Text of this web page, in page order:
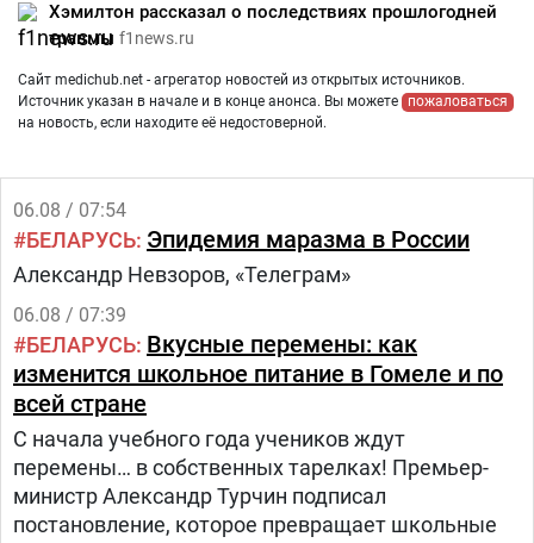
Хэмилтон рассказал о последствиях прошлогодней
травмы f1news.ru
Сайт medichub.net - агрегатор новостей из открытых источников.
Источник указан в начале и в конце анонса. Вы можете
пожаловаться
на новость, если находите её недостоверной.
06.08 / 07:54
БЕЛАРУСЬ Эпидемия маразма в России
Александр Невзоров, «Телеграм»
06.08 / 07:39
БЕЛАРУСЬ Вкусные перемены: как
изменится школьное питание в Гомеле и по
всей стране
С начала учебного года учеников ждут
перемены… в собственных тарелках! Премьер-
министр Александр Турчин подписал
постановление, которое превращает школьные